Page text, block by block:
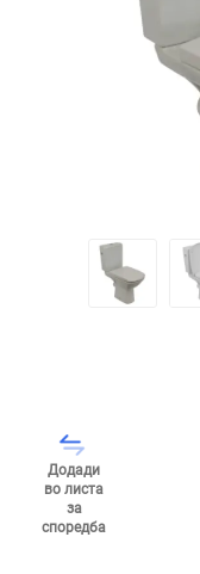
Додади
во листа
за
споредба